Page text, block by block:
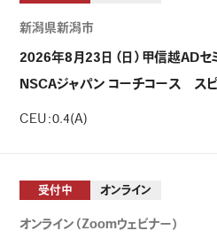
新潟県新潟市
2026年8月23日（日）甲信越ADセ
NSCAジャパン コーチコース スピ
CEU：0.4(A)
受付中 オンライン
オンライン（Zoomウェビナー）